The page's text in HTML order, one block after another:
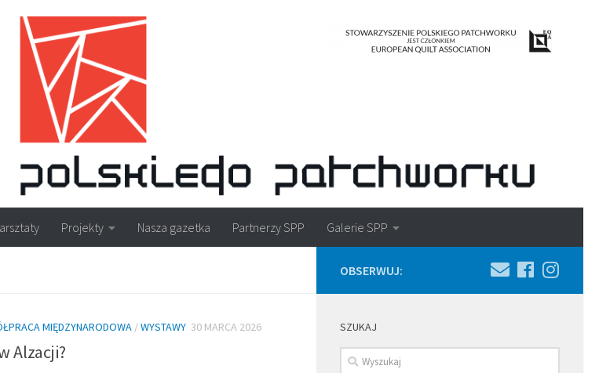
Projekty Nasza gazetka Partnerzy SPP Galerie SPP
MIĘDZYNARODOWA /WYSTAWY 30 MARCA 2026
Alzacji?
OBSERWUJ:
SZUKAJ